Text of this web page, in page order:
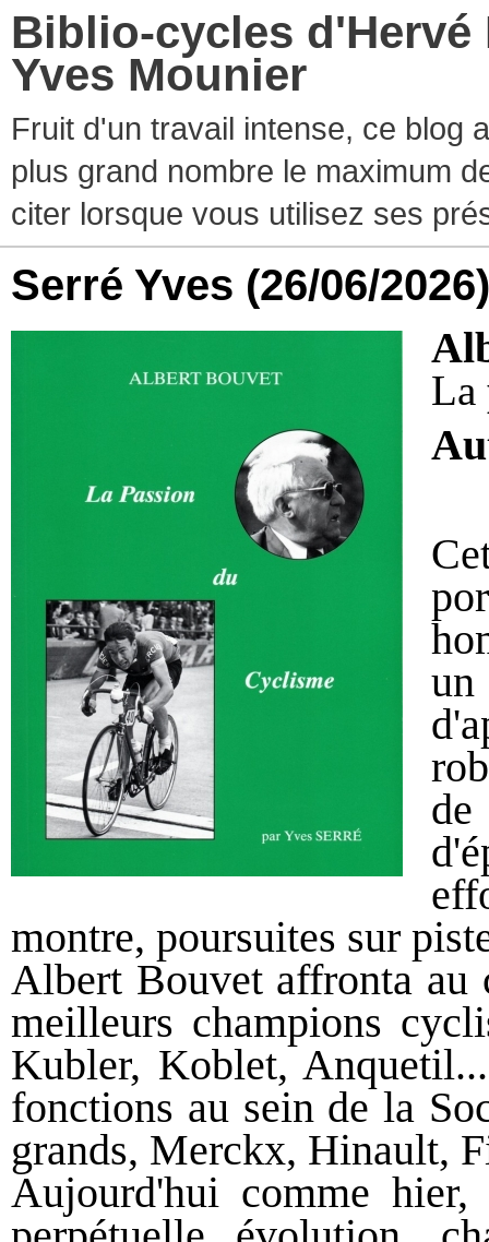
Biblio-cycles d'Hervé
Yves Mounier
Fruit d'un travail intense, ce blog
plus grand nombre le maximum
citer lorsque vous utilisez ses
Serré Yves (26/06/2026)
La
montre, poursuites sur
Albert Bouvet affronta au
meilleurs champions
Kubler, Koblet,
fonctions au sein de la
grands, Merckx, Hinault,
Aujourd'hui comme